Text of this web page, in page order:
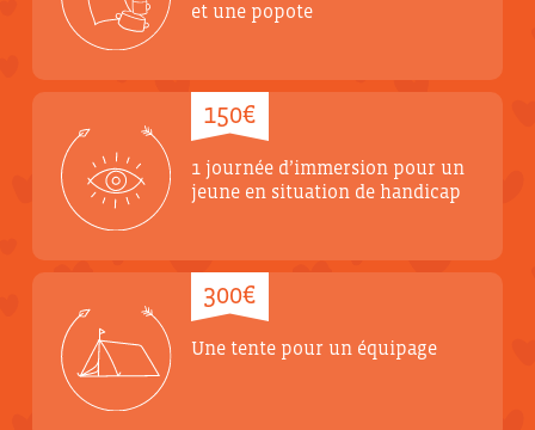
et une popote
150€
1 journée d’immersion pour un
jeune en situation de handicap
300€
Une tente pour un équipage